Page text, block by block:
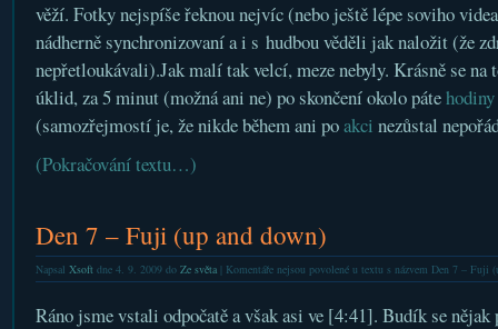
věží. Fotky nejspíše řeknou nejvíc (nebo ještě lépe soviho
nádherně synchronizovaní a i s hudbou věděli jak naložit (že
nepřetloukávali).Jak malí tak velcí, meze nebyly. Krásně se na
úklid, za 5 minut (možná ani ne) po skončení okolo pátehodiny
(samozřejmostí je, že nikde během ani poakci nezůstal
(Pokračování textu…)
Den 7 – Fuji (up and down)
Napsal Xsoftdne 4. 9. 2009 do Ze světa| Komentáře nejsou povolenéu textu s názvem Den 7 – Fuji
Ráno jsme vstali odpočatě a však asi ve [4:41]. Budík se nějak